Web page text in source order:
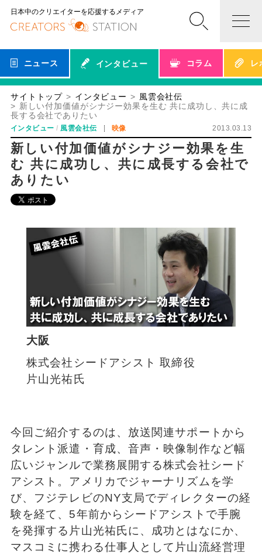
日本中のクリエイターを応援するメディア
ニュース インタビュー コラム レ
サイトトップ インタビュー
風雲会社伝
新しい付加価値がシナジー効果を生む 共に成功し、共に成
長する会社でありたい
インタビュー 風雲会社伝 映像 2013.03.13
新しい付加価値がシナジー効果を生
む 共に成功し、共に成長する会社で
ありたい
大阪
株式会社シードアシスト 取締役
片山光祐氏
今回ご紹介するのは、放送関連サポートから
タレント派遣・育成、音声・映像制作など幅
広いジャンルで業務展開する株式会社シード
アシスト。アメリカでジャーナリズムを学
び、フジテレビのNY支局でディレクターの経
験を経て、5年前からシードアシストで手腕
を発揮する片山光祐氏に、成功とはなにか、
マスコミに携わる仕事人として片山流経営理